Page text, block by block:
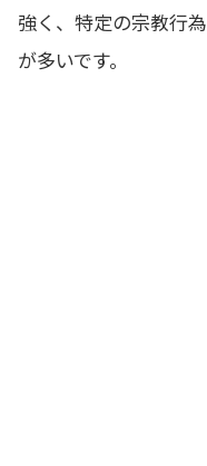
強く、特定の宗教行
が多いです。